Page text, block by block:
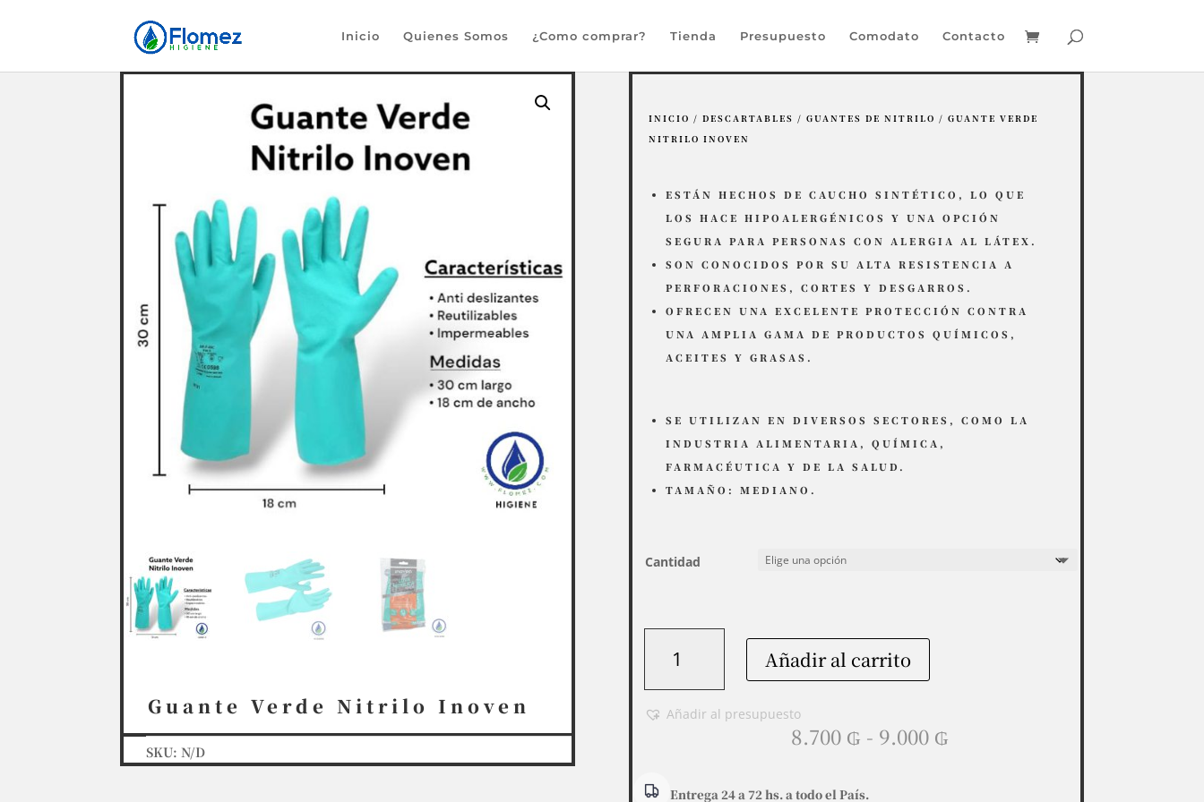
Inicio Quienes Somos ¿Como comprar? Tienda Presupuesto Comodato Contacto
productos
Guante Verde Nitrilo Inoven
SKU:N/D
INICIO /DESCARTABLES /GUANTES DE NITRILO / GUANTE VERDE
NITRILO INOVEN
ESTÁN HECHOS DE CAUCHO SINTÉTICO, LO QUE
LOS HACE HIPOALERGÉNICOS Y UNA OPCIÓN
SEGURA PARA PERSONAS CON ALERGIA AL LÁTEX.
SON CONOCIDOS POR SU ALTA RESISTENCIA A
PERFORACIONES, CORTES Y DESGARROS.
OFRECEN UNA EXCELENTE PROTECCIÓN CONTRA
UNA AMPLIA GAMA DE PRODUCTOS QUÍMICOS,
ACEITES Y GRASAS.
SE UTILIZAN EN DIVERSOS SECTORES, COMO LA
INDUSTRIA ALIMENTARIA, QUÍMICA,
FARMACÉUTICA Y DE LA SALUD.
TAMAÑO: MEDIANO.
Cantidad
Verde
cantidad
Añadir al carrito
Añadir al presupuesto
8.700 ₲ - 9.000 ₲
Entrega 24 a 72 hs. a todo el País.